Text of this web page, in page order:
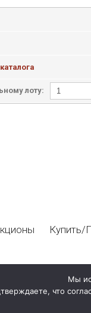
лоту:
Купить/
Мы
что